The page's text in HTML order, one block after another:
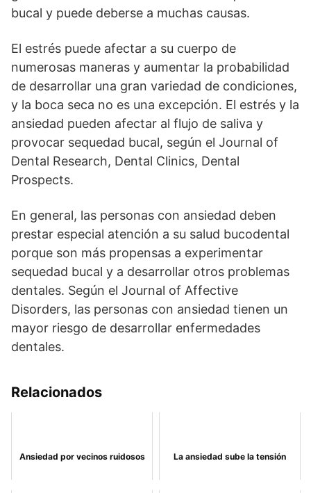
bucal y puede deberse a muchas causas.
El estrés puede afectar a su cuerpo de
numerosas maneras y aumentar la probabilidad
de desarrollar una gran variedad de condiciones,
y la boca seca no es una excepción. El estrés y la
ansiedad pueden afectar al flujo de saliva y
provocar sequedad bucal, según el Journal of
Dental Research, Dental Clinics, Dental
Prospects.
En general, las personas con ansiedad deben
prestar especial atención a su salud bucodental
porque son más propensas a experimentar
sequedad bucal y a desarrollar otros problemas
dentales. Según el Journal of Affective
Disorders, las personas con ansiedad tienen un
mayor riesgo de desarrollar enfermedades
dentales.
Relacionados
Ansiedad por vecinos ruidosos La ansiedad sube la tensión